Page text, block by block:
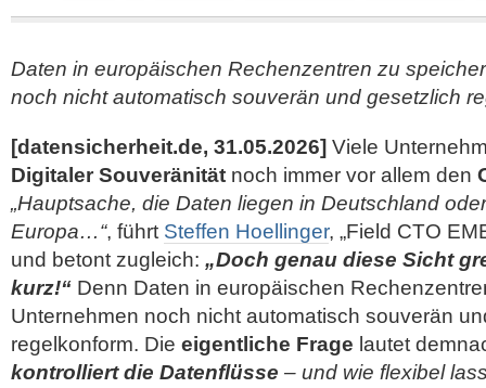
Daten in europäischen Rechenzentren zu
noch nicht automatisch souverän und gesetzlich
[datensicherheit.de, 31.05.2026] Viele
Digitaler Souveränität noch immer vor allem den
„Hauptsache, die Daten liegen in Deutschland
Europa…“, führt Steffen Hoellinger, „Field CTO
und betont zugleich: „Doch genau diese Sicht
kurz!“ Denn Daten in europäischen
Unternehmen noch nicht automatisch souverän
regelkonform. Die eigentliche Frage lautet
kontrolliert die Datenflüsse – und wie flexibel